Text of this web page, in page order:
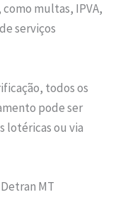
multas, IPVA,
serviços
todos os
pode ser
lotéricas ou via
MT